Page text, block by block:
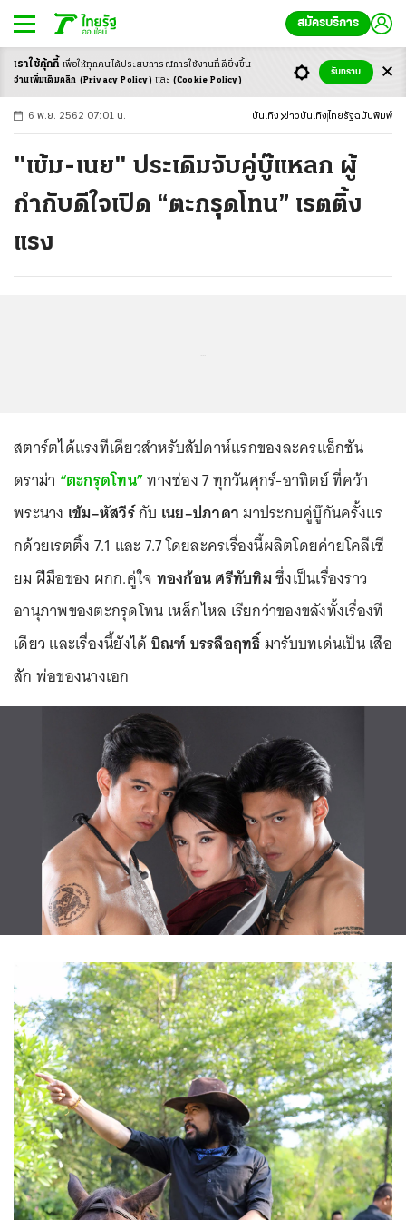
สมัครบริการ
-ก ก ก+
6 พ.ย. 2562 07:01 น. บันเทิง ข่าวบันเทิง ไทยรัฐฉบับพิมพ์
"เข้ม-เนย" ประเดิมจับคู่บู๊แหลก ผู้
กำกับดีใจเปิด “ตะกรุดโทน” เรตติ้ง
แรง
สตาร์ตได้แรงทีเดียวสำหรับสัปดาห์แรกของละครแอ็กชัน
ดราม่า “ตะกรุดโทน”ทางช่อง 7 ทุกวันศุกร์-อาทิตย์ ที่คว้า
พระนาง เข้ม–หัสวีร์กับ เนย–ปภาดามาประกบคู่บู๊กันครั้งแร
กด้วยเรตติ้ง 7.1 และ 7.7 โดยละครเรื่องนี้ผลิตโดยค่ายโคลีเซี
ยม ฝีมือของ ผกก.คู่ใจ ทองก้อน ศรีทับทิมซึ่งเป็นเรื่องราว
อานุภาพของตะกรุดโทน เหล็กไหล เรียกว่าของขลังทั้งเรื่องที
เดียว และเรื่องนี้ยังได้บิณฑ์ บรรลือฤทธิ์มารับบทเด่นเป็น เสือ
สัก พ่อของนางเอก
เราใช้คุ้กกี้ เพื่อให้ทุกคนได้ประสบการณ์การใช้งานที่ดียิ่งขึ้น
อ่านเพิ่มเติมคลิก (Privacy Policy) และ (Cookie Policy)
รับทราบ